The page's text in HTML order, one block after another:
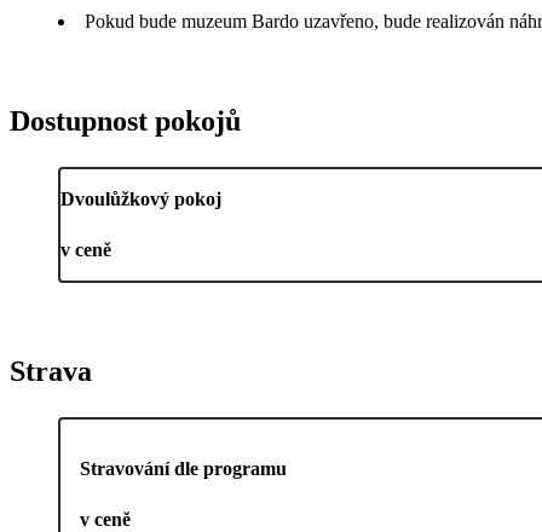
Pokud bude muzeum Bardo uzavřeno, bude realizován
Dostupnost pokojů
Dvoulůžkový pokoj
v ceně
Strava
Stravování dle programu
v ceně